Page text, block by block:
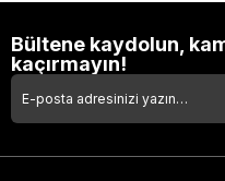
Bültene kaydolun,
kaçırmayın!